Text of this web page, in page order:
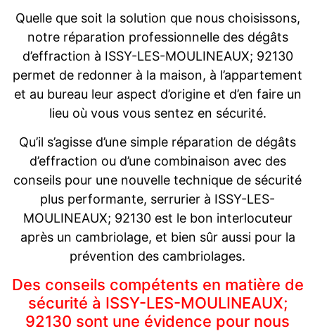
Quelle que soit la solution que nous choisissons,
notre réparation professionnelle des dégâts
d’effraction à ISSY-LES-MOULINEAUX; 92130
permet de redonner à la maison, à l’appartement
et au bureau leur aspect d’origine et d’en faire un
lieu où vous vous sentez en sécurité.
Qu’il s’agisse d’une simple réparation de dégâts
d’effraction ou d’une combinaison avec des
conseils pour une nouvelle technique de sécurité
plus performante, serrurier à ISSY-LES-
MOULINEAUX; 92130 est le bon interlocuteur
après un cambriolage, et bien sûr aussi pour la
prévention des cambriolages.
Des conseils compétents en matière de
sécurité à ISSY-LES-MOULINEAUX;
92130 sont une évidence pour nous